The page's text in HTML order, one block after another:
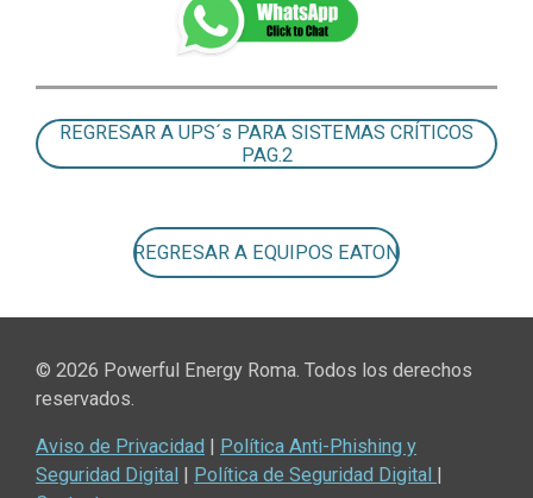
REGRESAR A UPS´s PARA SISTEMAS CRÍTICOS
PAG.2
REGRESAR A EQUIPOS EATON
© 2026 Powerful Energy Roma. Todos los derechos
reservados.
Aviso de Privacidad | Política Anti-Phishing y
Seguridad Digital | Política de Seguridad Digital |